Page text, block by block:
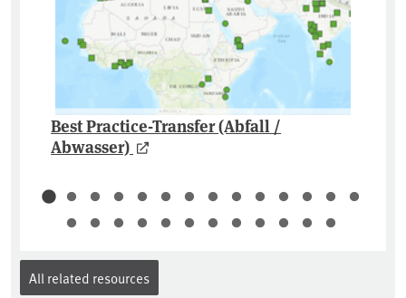
Best Practice-Transfer (Abfall /
Abwasser)
All related resources